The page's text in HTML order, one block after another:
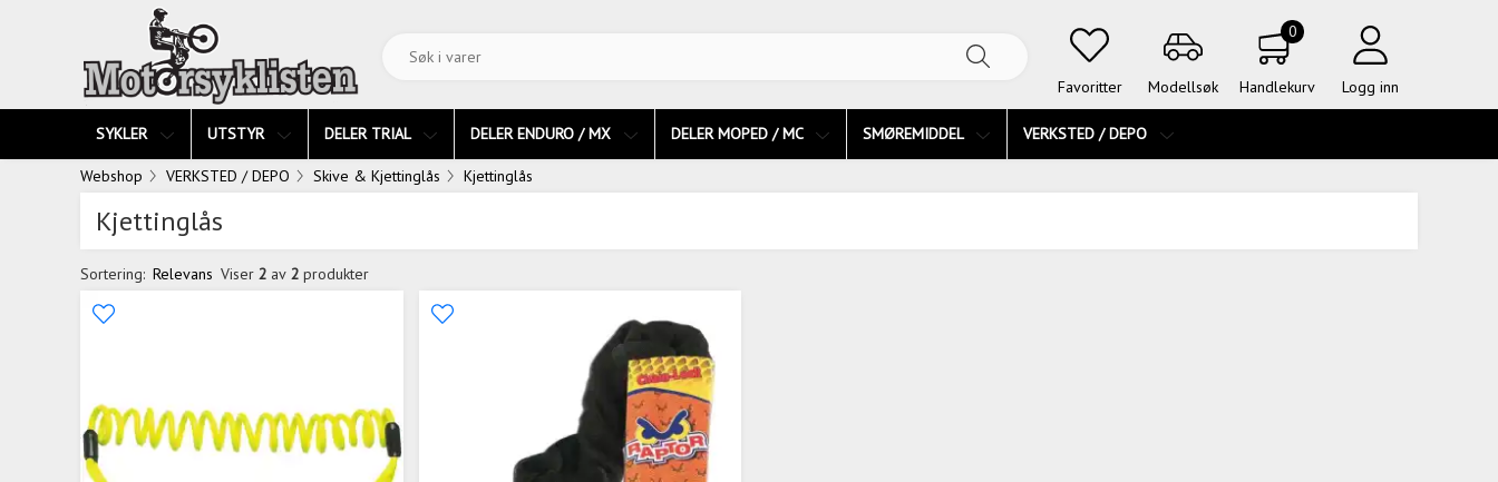
Favoritter Modellsøk
0
Handlekurv Logg inn
SYKLER UTSTYR DELER TRIAL DELER ENDURO / MX DELER MOPED / MC SMØREMIDDEL VERKSTED / DEPO
Webshop VERKSTED / DEPO Skive & Kjettinglås Kjettinglås
Kjettinglås
Sortering: Relevans Viser 2 av 2 produkter